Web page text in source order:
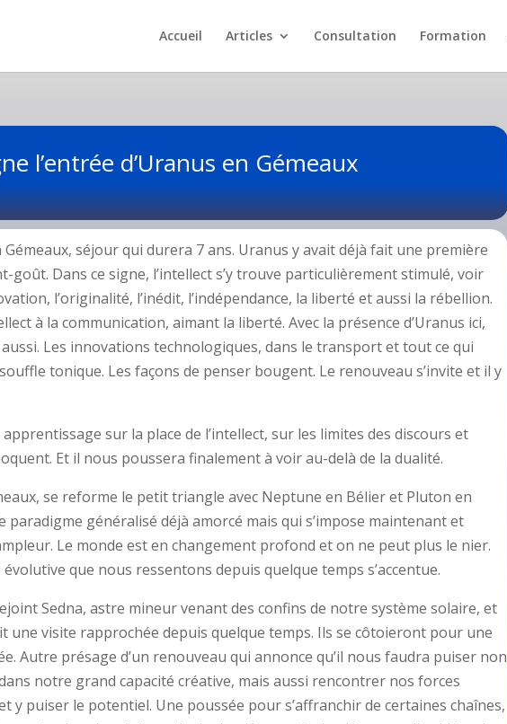
Accueil Articles Consultation Formation
l’entrée d’Uranus en Gémeaux
séjour qui durera 7 ans. Uranus y avait déjà fait une première
goût. Dans ce signe, l’intellect s’y trouve particulièrement stimulé, voir
l’originalité, l’inédit, l’indépendance, la liberté et aussi la rébellion.
à la communication, aimant la liberté. Avec la présence d’Uranus ici,
Les innovations technologiques, dans le transport et tout ce qui
tonique. Les façons de penser bougent. Le renouveau s’invite et il y
sur la place de l’intellect, sur les limites des discours et
Et il nous poussera finalement à voir au-delà de la dualité.
se reforme le petit triangle avec Neptune en Bélier et Pluton en
généralisé déjà amorcé mais qui s’impose maintenant et
Le monde est en changement profond et on ne peut plus le nier.
évolutive que nous ressentons depuis quelque temps s’accentue.
Sedna, astre mineur venant des confins de notre système solaire, et
une visite rapprochée depuis quelque temps. Ils se côtoieront pour une
Autre présage d’un renouveau qui annonce qu’il nous faudra puiser non
notre grand capacité créative, mais aussi rencontrer nos forces
y puiser le potentiel. Une poussée pour s’affranchir de certaines chaînes,